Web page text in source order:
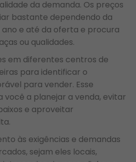
da demanda. Os preços
bastante dependendo da
ano e até da oferta e procura
ou qualidades.
em diferentes centros de
para identificar o
para vender. Esse
você a planejar a venda, evitar
e aproveitar
às exigências e demandas
sejam eles locais,